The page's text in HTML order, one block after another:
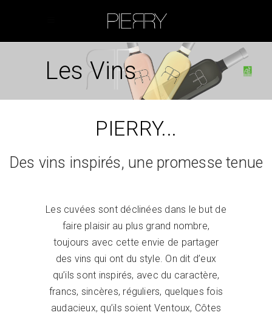
Les Vins
PIERRY...
Des vins inspirés, une promesse tenue
Les cuvées sont déclinées dans le but de
faire plaisir au plus grand nombre,
toujours avec cette envie de partager
des vins qui ont du style. On dit d’eux
qu’ils sont inspirés, avec du caractère,
francs, sincères, réguliers, quelques fois
audacieux, qu’ils soient Ventoux, Côtes